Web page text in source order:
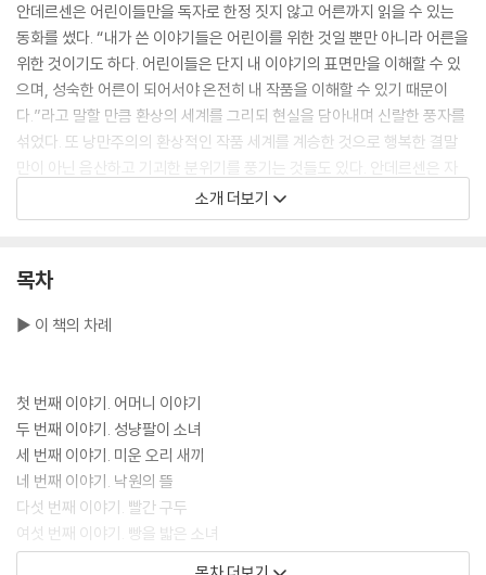
안데르센은 어린이들만을 독자로 한정 짓지 않고 어른까지 읽을 수 있는
동화를 썼다. “내가 쓴 이야기들은 어린이를 위한 것일 뿐만 아니라 어른을
위한 것이기도 하다. 어린이들은 단지 내 이야기의 표면만을 이해할 수 있
으며, 성숙한 어른이 되어서야 온전히 내 작품을 이해할 수 있기 때문이
다.”라고 말할 만큼 환상의 세계를 그리되 현실을 담아내며 신랄한 풍자를
섞었다. 또 낭만주의의 환상적인 작품 세계를 계승한 것으로 행복한 결말
만이 아닌 음산하고 기괴한 분위기를 풍기는 것들도 있다. 안데르센은 자
신의 삶을 바탕으로 이야기가 많아 동화임에도 불구하고 사실적인 감동을
전했고, 여기서 그치지 않고 환상 동화답게 재치와 유머를 곁들였다. 그래
생생하게 떠오른다.
더클래식 세계문학 컬렉션 68권
더클래식 세계문학 컬렉션 68권 《어머니 이야기》에는 안데르센이 남긴 1
60여 편의의 작품 중에서도 명작인 작품을 엄선하였다. ‘죽음’에게 아이를
빼앗긴 어머니의 위대한 여정 〈어머니 이야기〉, 가난과 추위에 떨며 성냥을
팔던 소녀 〈성냥팔이 소녀〉, 다른 오리들과는 달리 생긴 오리인〈미운 오리
새끼〉등 총 열 편의 명작을 담았다. 안데르센의 대표작을 묶은 《어머니 이
야기》를 통해 현실을 바탕으로 한 환상 세계를 경험하는 동시에 안데르센
이 전하는 삶의 진실을 깨닫게 된다. 특히 표제작 〈어머니 이야기〉를 읽고
소개 더보기
목차
▶ 이 책의 차례
첫 번째 이야기. 어머니 이야기
두 번째 이야기. 성냥팔이 소녀
세 번째 이야기. 미운 오리 새끼
네 번째 이야기. 낙원의 뜰
다섯 번째 이야기. 빨간 구두
여섯 번째 이야기. 빵을 밟은 소녀